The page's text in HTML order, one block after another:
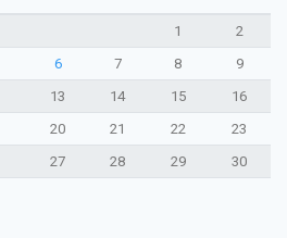
1
2
6 7 8
9
13 14 15
16
20 21 22
23
27 28 29
30